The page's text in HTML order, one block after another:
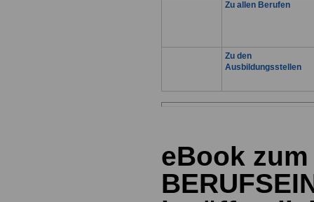
Zu allen Berufen
Zu den
Ausbildungsstellen
eBook zum